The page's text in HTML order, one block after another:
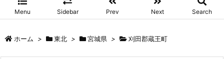
Menu Sidebar Prev Next Search
ホーム > 東北 > 宮城県 > 刈田郡蔵王町